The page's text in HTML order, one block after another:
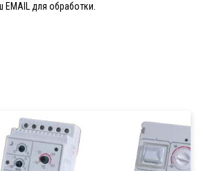
EMAIL для обработки.